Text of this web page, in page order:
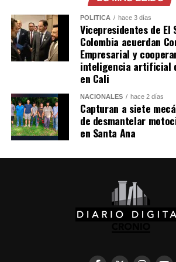
comentados en redes sociales en torno
de los robots humanoides.
Comparte esto:
Me gusta esto:
POLÍTICA hace 3 días
Vicepresidentes de El
Colombia acuerdan
Empresarial y
inteligencia artificial
en Cali
NACIONALES hace 2 días
Capturan a siete
de desmantelar
en Santa Ana